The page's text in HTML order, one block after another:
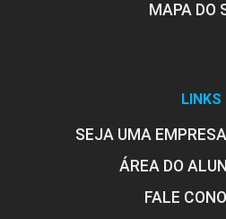
MAPA DO
LINKS
SEJA UMA
ÁREA DO
FALE